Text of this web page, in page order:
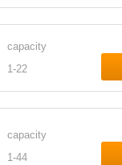
capacity
1-22
capacity
1-44